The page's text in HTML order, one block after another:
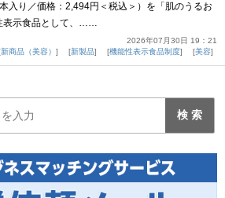
入り／価格：2,494円＜税込＞）を「肌のうるお
表示食品として、……
2026年07月30日 19：21
新商品（美容） 新製品 機能性表示食品制度 美容